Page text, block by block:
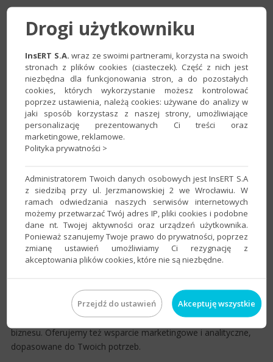
Platforma pozwala na uruchomienie sprzedaży internetowej
zarządzanej z systemu ERP. Dzięki zastosowaniu architektury
usług Cloud Services, inTradus Premium jest w pełni
skalowalny, co pozwala na obsługę rosnącego ruchu na
platformie, zapewniając stabilność i niezawodność działania.
Automatyczna synchronizacja danych między Subiektami
GT/nexo daje pewność, że Twoi klienci widzą aktualne ceny i
stany magazynowe oraz rzeczywiste informacje
sprzedawanych produktach i ich parametrach.
inTradusEnterprise SaaSto kanał sprzedaży, dzięki któremu
Twoi kontrahenci mogą składać zamówienia 24h/dobę, mieć
podgląd swoich zamówień oraz faktur. Ponadto mają dostęp
do aktualnych informacji o produktach, danych kontaktowych
opiekuna handlowego, a produkty zamawiają zgodnie z
ustaloną dla nich indywidualną polityką cenową.
otrzymasz profesjonalne doradztwo, system dostosowany
funkcjonalnie i dobrze zaprojektowany nie tylko pod kątem
interfejsu czy technologii, ale również specyfiki Twojego
biznesu. Oferujemy też wsparcie marketingowe i analityczne,
dopasowane do Twoich potrzeb.
Drogi użytkowniku
InsERT S.A. wraz ze swoimi partnerami, korzysta na swoich
stronach z plików cookies (ciasteczek). Część z nich jest
niezbędna dla funkcjonowania stron, a do pozostałych
cookies, których wykorzystanie możesz kontrolować
poprzez ustawienia, należą cookies: używane do analizy w
jaki sposób korzystasz z naszej strony, umożliwiające
personalizację prezentowanych Ci treści oraz
marketingowe, reklamowe.
Polityka prywatności >
Administratorem Twoich danych osobowych jest InsERT S.A
z siedzibą przy ul. Jerzmanowskiej 2 we Wrocławiu. W
ramach odwiedzania naszych serwisów internetowych
możemy przetwarzać Twój adres IP, pliki cookies i podobne
dane nt. Twojej aktywności oraz urządzeń użytkownika.
Ponieważ szanujemy Twoje prawo do prywatności, poprzez
zmianę ustawień umożliwiamy Ci rezygnację z
akceptowania plików cookies, które nie są niezbędne.
Przejdź do ustawień Akceptuję wszystkie